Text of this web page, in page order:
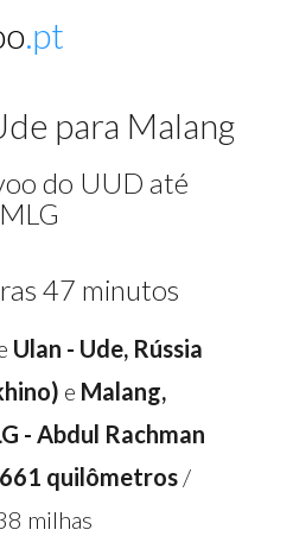
.pt
para Malang
do UUD até
MLG
47 minutos
Ulan - Ude, Rússia
e Malang,
- Abdul Rachman
quilômetros /
milhas